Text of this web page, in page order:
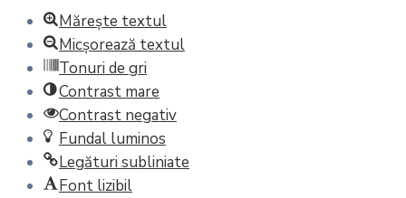
Mărește textul
Micșorează textul
Tonuri de gri
Contrast mare
Contrast negativ
Fundal luminos
Legături subliniate
Font lizibil